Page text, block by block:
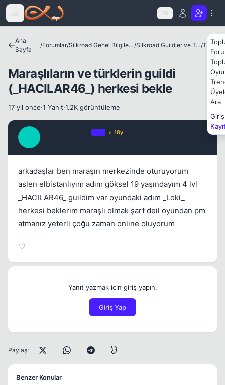
Icerige atla
TR
Ara
Giriş
Ana
Sayfa
/Forumlar/ Silkroad Genel Bilgiler ve Update Bilgileri/ Silkroad Guildler ve Tanıtımları/ Theia
Maraşlıların ve türklerin guildi
(_HACILAR46_) herkesi bekle
17 yil once·1 Yanıt·1.2K görüntüleme
⭐ 18y
arkadaşlar ben maraşın merkezinde oturuyorum
aslen elbistanlıyım adım göksel 19 yaşındayım 4 lvl
_HACILAR46_ guildim var oyundaki adım _Loki_
herkesi beklerim maraşlı olmak şart deil oyundan pm
atmanız yeterli çoğu zaman online oluyorum
Yanıt yazmak için giriş yapın.
Giriş Yap
Paylaş:
Benzer Konular